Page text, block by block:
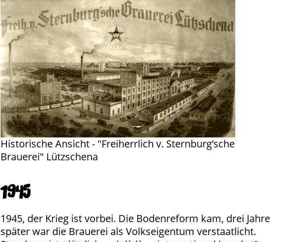
Historische Ansicht - "Freiherrlich v. Sternburg’sche
Brauerei" Lützschena
1945
1945, der Krieg ist vorbei. Die Bodenreform kam, drei Jahre
später war die Brauerei als Volkseigentum verstaatlicht.